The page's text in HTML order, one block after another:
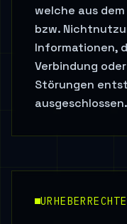
welche aus
bzw.
Informationen,
Verbindung
Störungen
ausgeschlossen.
URHEBERRECHTE